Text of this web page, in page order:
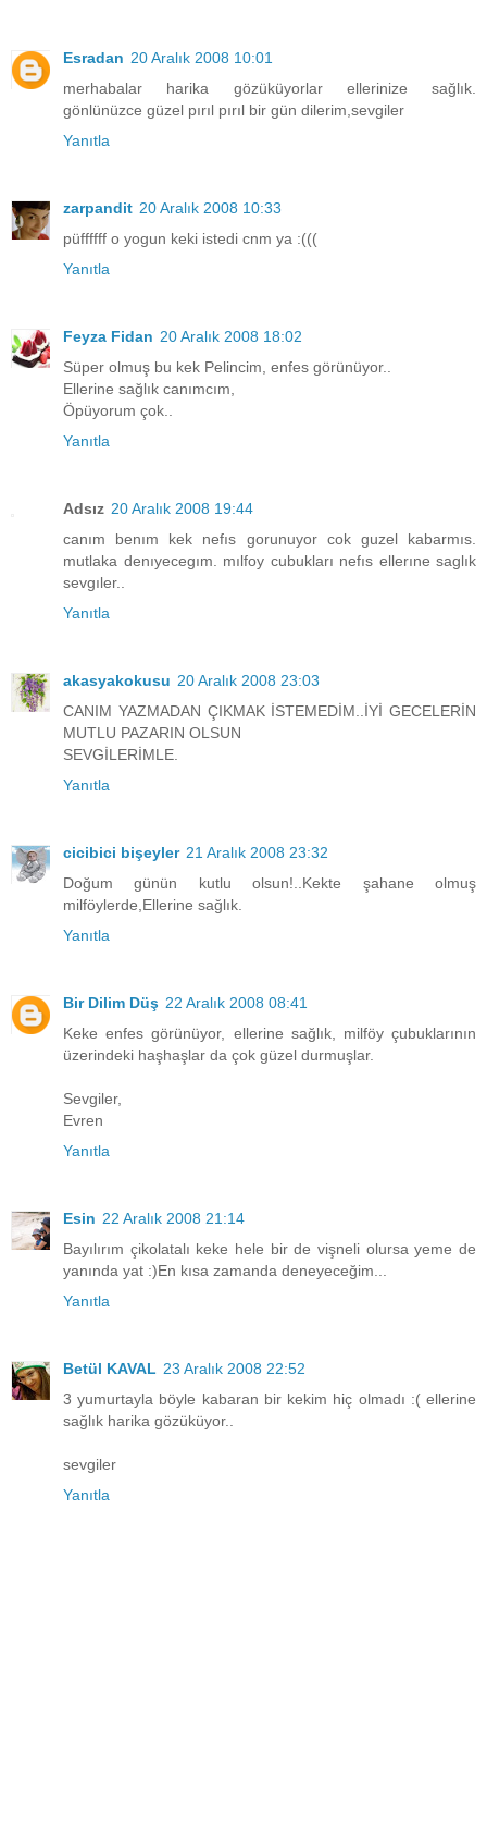
Esradan 20 Aralık 2008 10:01
merhabalar harika gözüküyorlar ellerinize sağlık.
gönlünüzce güzel pırıl pırıl bir gün dilerim,sevgiler
Yanıtla
zarpandit 20 Aralık 2008 10:33
püffffff o yogun keki istedi cnm ya :(((
Yanıtla
Feyza Fidan 20 Aralık 2008 18:02
Süper olmuş bu kek Pelincim, enfes görünüyor..
Ellerine sağlık canımcım,
Öpüyorum çok..
Yanıtla
Adsız 20 Aralık 2008 19:44
canım benım kek nefıs gorunuyor cok guzel kabarmıs.
mutlaka denıyecegım. mılfoy cubukları nefıs ellerıne saglık
sevgıler..
Yanıtla
akasyakokusu 20 Aralık 2008 23:03
CANIM YAZMADAN ÇIKMAK İSTEMEDİM..İYİ GECELERİN
MUTLU PAZARIN OLSUN
SEVGİLERİMLE.
Yanıtla
cicibici bişeyler 21 Aralık 2008 23:32
Doğum günün kutlu olsun!..Kekte şahane olmuş
milföylerde,Ellerine sağlık.
Yanıtla
Bir Dilim Düş 22 Aralık 2008 08:41
Keke enfes görünüyor, ellerine sağlık, milföy çubuklarının
üzerindeki haşhaşlar da çok güzel durmuşlar.
Sevgiler,
Evren
Yanıtla
Esin 22 Aralık 2008 21:14
Bayılırım çikolatalı keke hele bir de vişneli olursa yeme de
yanında yat :)En kısa zamanda deneyeceğim...
Yanıtla
Betül KAVAL 23 Aralık 2008 22:52
3 yumurtayla böyle kabaran bir kekim hiç olmadı :( ellerine
sağlık harika gözüküyor..
sevgiler
Yanıtla